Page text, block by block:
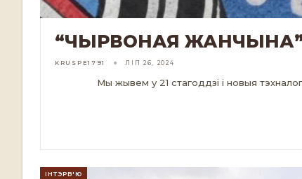
“ЧЫРВОНАЯ ЖАНЧЫНА”
KRUSPE1791 ЛІП 26, 2024
Мы жывем у 21 стагоддзі і новыя
ІНТЭРВ'Ю